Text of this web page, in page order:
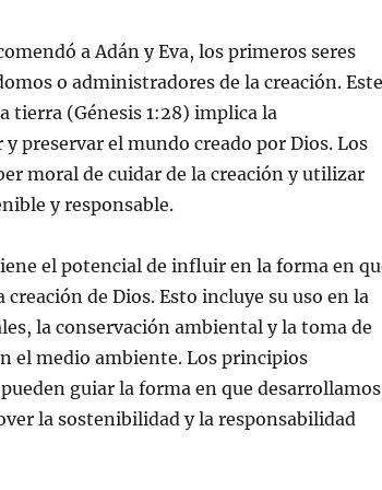
a Adán y Eva, los primeros seres
o administradores de la creación. Este
tierra (Génesis 1:28) implica la
preservar el mundo creado por Dios. Los
moral de cuidar de la creación y utilizar
y responsable.
el potencial de influir en la forma en
de Dios. Esto incluye su uso en la
la conservación ambiental y la toma de
el medio ambiente. Los principios
guiar la forma en que
la sostenibilidad y la responsabilidad